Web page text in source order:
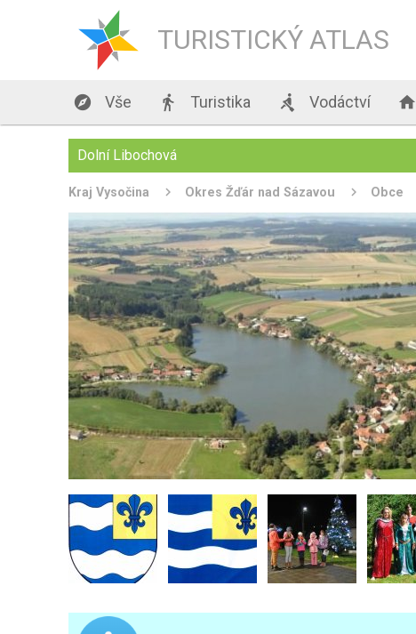
TURISTICKÝ ATLAS
 Vše  Turistika  Vodáctví 
Dolní Libochová
Kraj Vysočina Okres Žďár nad Sázavou Obce